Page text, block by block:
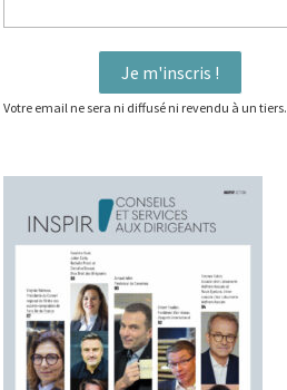
Votre email ne sera ni diffusé ni revendu à un tiers.